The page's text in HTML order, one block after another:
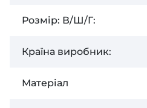
Розмір: В/Ш/Г:
Країна виробник:
Матеріал